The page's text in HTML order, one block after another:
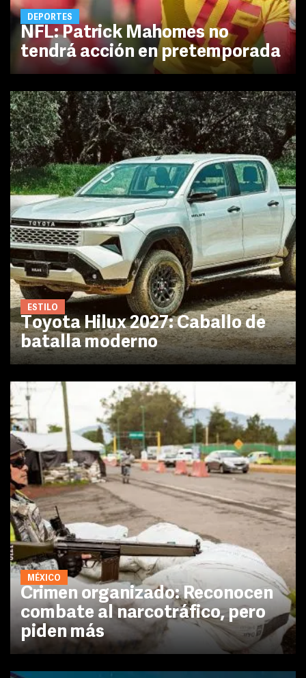
DEPORTES
NFL: Patrick Mahomes no
tendrá acción en pretemporada
ESTILO
Toyota Hilux 2027: Caballo de
batalla moderno
MÉXICO
Crimen organizado: Reconocen
combate al narcotráfico, pero
piden más